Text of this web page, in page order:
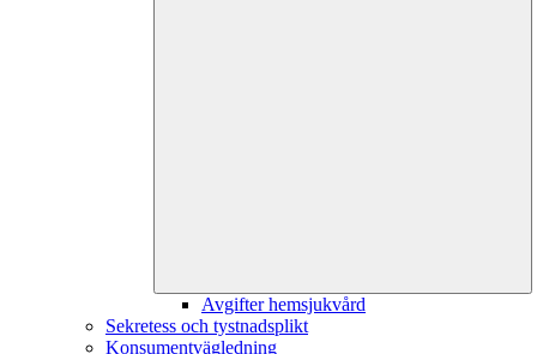
Avgifter hemsjukvård
Sekretess och tystnadsplikt
Konsumentvägledning